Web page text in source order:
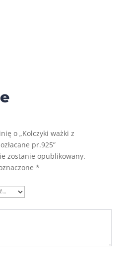
o „Kolczyki ważki z
pr.925”
zostanie opublikowany.
*